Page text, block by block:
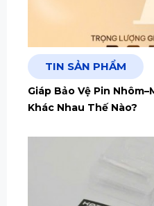
TIN SẢN PHẨM
Giáp Bảo Vệ Pin
Khác Nhau Thế Nào?